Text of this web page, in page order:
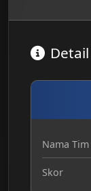
Nama Tim
Skor